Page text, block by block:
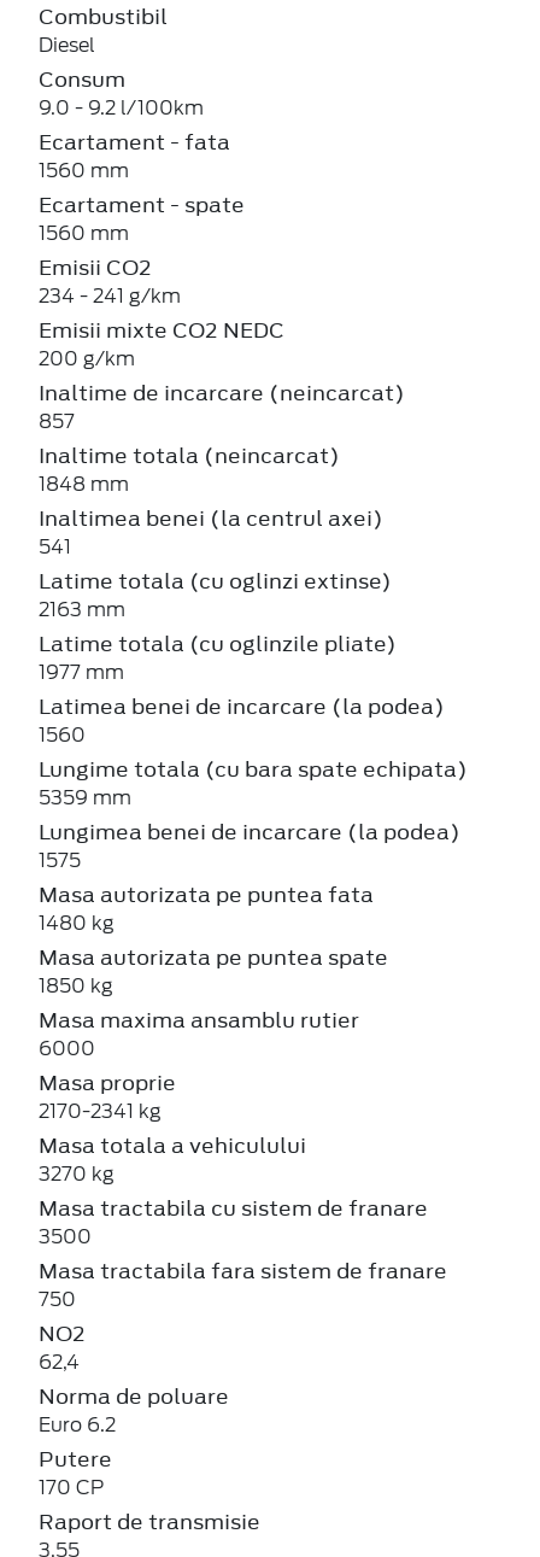
Combustibil
Diesel
Consum
9.0 - 9.2 l/100km
Ecartament - fata
1560 mm
Ecartament - spate
1560 mm
Emisii CO2
234 - 241 g/km
Emisii mixte CO2 NEDC
200 g/km
Inaltime de incarcare (neincarcat)
857
Inaltime totala (neincarcat)
1848 mm
Inaltimea benei (la centrul axei)
541
Latime totala (cu oglinzi extinse)
2163 mm
Latime totala (cu oglinzile pliate)
1977 mm
Latimea benei de incarcare (la podea)
1560
Lungime totala (cu bara spate echipata)
5359 mm
Lungimea benei de incarcare (la podea)
1575
Masa autorizata pe puntea fata
1480 kg
Masa autorizata pe puntea spate
1850 kg
Masa maxima ansamblu rutier
6000
Masa proprie
2170-2341 kg
Masa totala a vehiculului
3270 kg
Masa tractabila cu sistem de franare
3500
Masa tractabila fara sistem de franare
750
NO2
62,4
Norma de poluare
Euro 6.2
Putere
170 CP
Raport de transmisie
3,55